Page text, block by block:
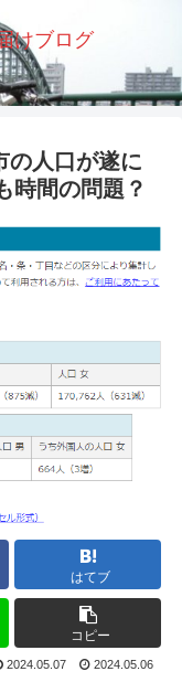
けブログ
の人口が遂に
時間の問題？
はてブ
コピー
2024.05.07 2024.05.06